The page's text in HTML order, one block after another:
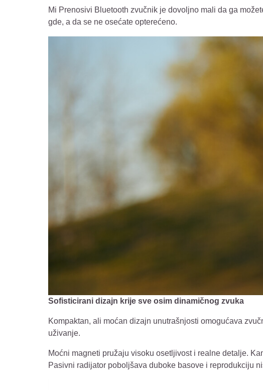
Mi Prenosivi Bluetooth zvučnik je dovoljno mali da ga
gde, a da se ne osećate opterećeno.
Sofisticirani dizajn krije sve osim dinamičnog zvuka
Kompaktan, ali moćan dizajn unutrašnjosti omogućava
uživanje.
Moćni magneti pružaju visoku osetljivost i realne detalje.
Pasivni radijator poboljšava duboke basove i reprodukciju